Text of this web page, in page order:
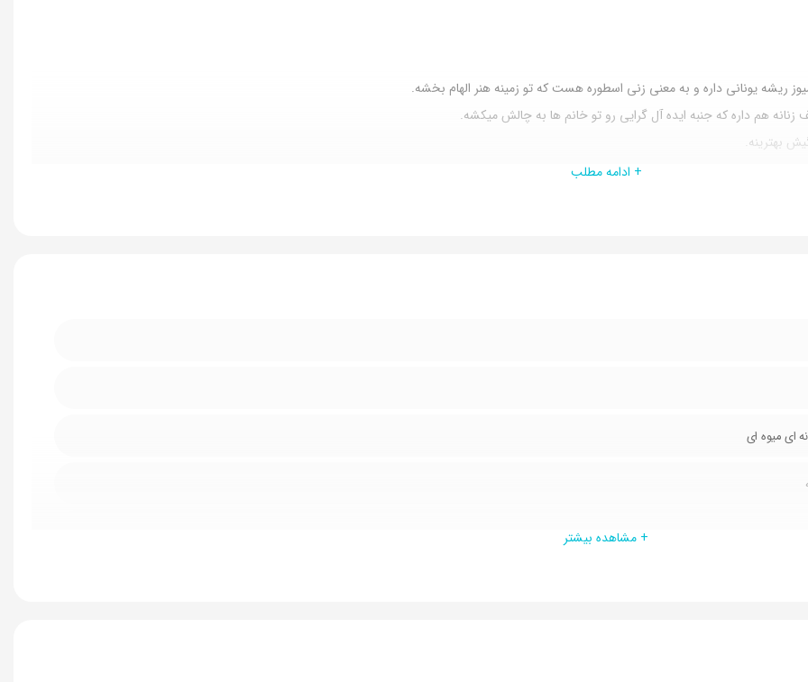
ریشه یونانی داره و به معنی زنی اسطوره هست که تو زمینه هنر الهام بخشه.
زنانه هم داره که جنبه ایده آل گرایی رو تو خانم ها به چالش میکشه.
بهترینه.
+ ادامه مطلب
ای میوه ای
+ مشاهده بیشتر